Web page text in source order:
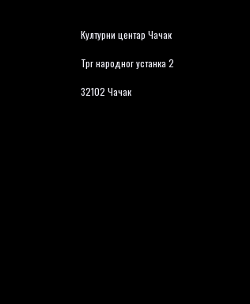
Културни центар Чачак
Трг народног устанка 2
32102 Чачак